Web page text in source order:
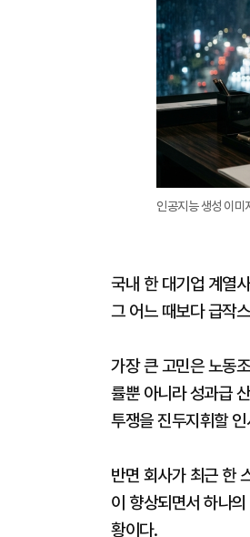
인공지능 생성 이미
국내 한 대기업 계열
그 어느 때보다 급작
가장 큰 고민은 노동
률뿐 아니라 성과급
투쟁을 진두지휘할
반면 회사가 최근 한
이 향상되면서 하나
황이다.